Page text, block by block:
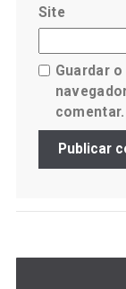
Site
Guardar
comentar.